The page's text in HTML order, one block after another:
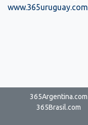
www.365uruguay.com
365Argentina.com
365Brasil.com